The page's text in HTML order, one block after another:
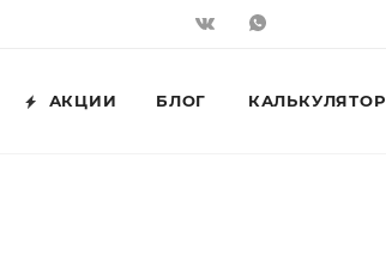
АКЦИИ БЛОГ КАЛЬКУЛЯТОР